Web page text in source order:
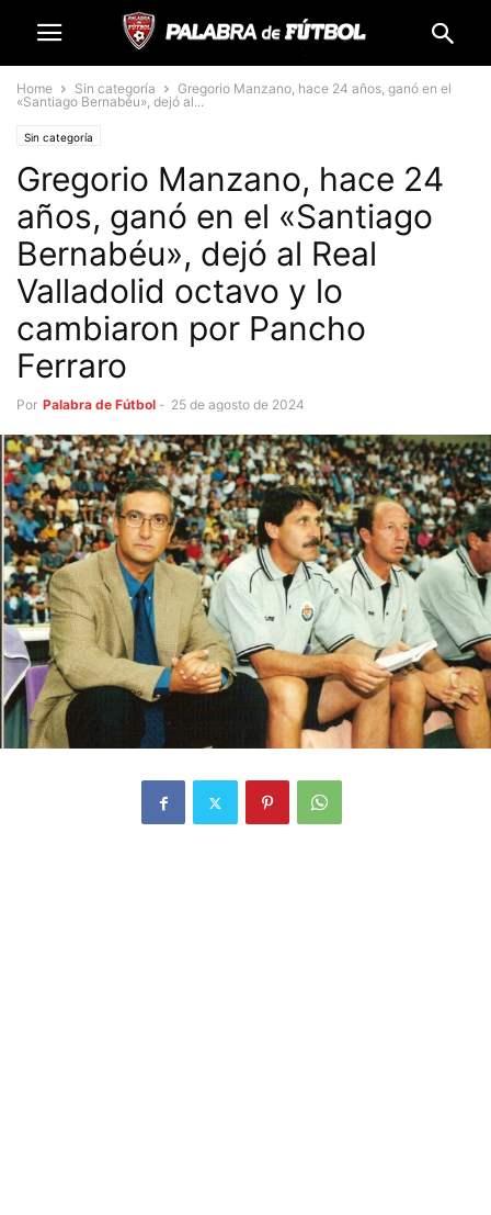
Home Sin categoría
Gregorio Manzano, hace 24 años, ganó en el
«Santiago Bernabéu», dejó al...
Sin categoría
Gregorio Manzano, hace 24
años, ganó en el «Santiago
Bernabéu», dejó al Real
Valladolid octavo y lo
cambiaron por Pancho
Ferraro
Por Palabra de Fútbol - 25 de agosto de 2024